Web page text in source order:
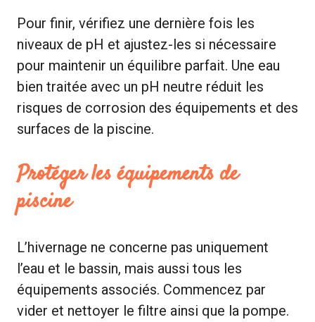
Pour finir, vérifiez une dernière fois les
niveaux de pH et ajustez-les si nécessaire
pour maintenir un équilibre parfait. Une eau
bien traitée avec un pH neutre réduit les
risques de corrosion des équipements et des
surfaces de la piscine.
Protéger les équipements de
piscine
L’hivernage ne concerne pas uniquement
l’eau et le bassin, mais aussi tous les
équipements associés. Commencez par
vider et nettoyer le filtre ainsi que la pompe.